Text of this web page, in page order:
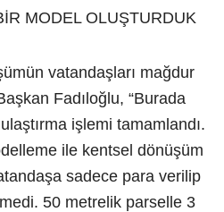
MODEL OLUŞTURDUK
vatandaşları mağdur
Fadıloğlu, “Burada
işlemi tamamlandı.
ile kentsel dönüşüm
sadece para verilip
50 metrelik parselle 3